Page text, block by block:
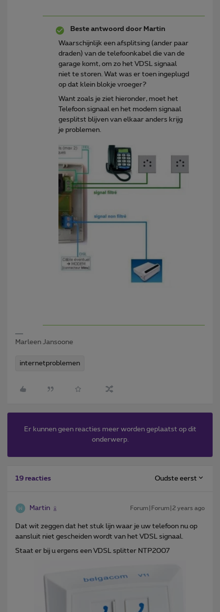
Beste antwoord door Martin
Waarschijnlijk een afsplitsing (ander paar
draden) van de telefoonkabel die van de
garage komt, om zo het VDSL signaal
niet te storen. Wat was er toen ingeplugd
op dat klein blokje vroeger?
Want zoals je ziet hieronder, moet het
Telefoon signaal en het modem signaal
gesplitst blijven van elkaar anders krijg
je problemen.
Marleen Jansoone
internetproblemen
Er kunnen geen reacties meer worden geplaatst op dit
onderwerp.
19 reacties Oudste eerst
Martin Forum|Forum|2 years ago
Dat wit zeggen dat het stuk lijn waar je uw telefoon nu op
aansluit niet gescheiden wordt van het VDSL signaal.
Staat er bij u ergens een VDSL splitter NTP2007